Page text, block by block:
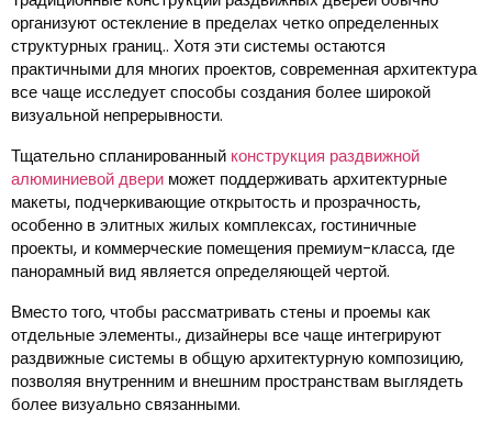
организуют остекление в пределах четко определенных
структурных границ.. Хотя эти системы остаются
практичными для многих проектов, современная архитектура
все чаще исследует способы создания более широкой
визуальной непрерывности.
Тщательно спланированный конструкция раздвижной
алюминиевой двери может поддерживать архитектурные
макеты, подчеркивающие открытость и прозрачность,
особенно в элитных жилых комплексах, гостиничные
проекты, и коммерческие помещения премиум-класса, где
панорамный вид является определяющей чертой.
Вместо того, чтобы рассматривать стены и проемы как
отдельные элементы., дизайнеры все чаще интегрируют
раздвижные системы в общую архитектурную композицию,
позволяя внутренним и внешним пространствам выглядеть
более визуально связанными.